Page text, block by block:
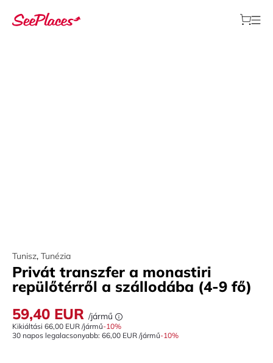
Tunisz, Tunézia
Privát transzfer a monastiri
repülőtérről a szállodába (4-9 fő)
59,40 EUR /jármű
Kikiáltási 66,00 EUR /jármű-10%
30 napos legalacsonyabb: 66,00 EUR /jármű-10%